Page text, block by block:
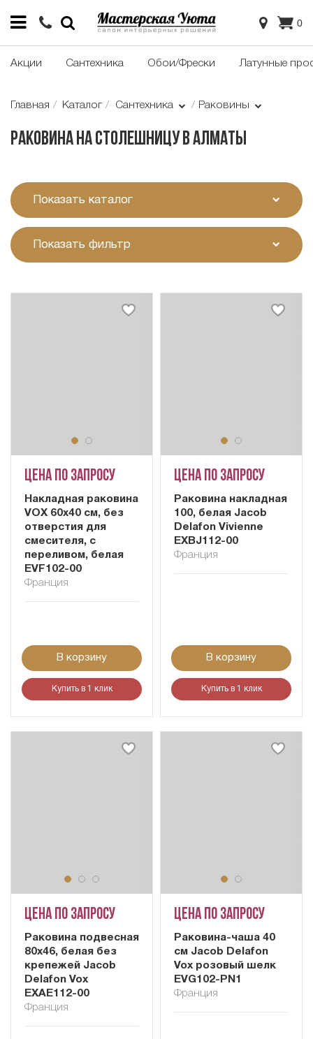
0
Акции Сантехника Обои/Фрески Латунные
Главная Каталог Сантехника Раковины
Раковина на столешницу в Алматы
Показать каталог
Показать фильтр
Цена по запросу
Накладная раковина
VOX 60x40 см, без
отверстия для
смесителя, с
переливом, белая
EVF102-00
Франция
В корзину
Купить в 1 клик
Цена по запросу
Раковина накладная
100, белая Jacob
Delafon Vivienne
EXBJ112-00
Франция
В корзину
Купить в 1 клик
Цена по запросу
Раковина подвесная
80х46, белая без
крепежей Jacob
Delafon Vox
EXAE112-00
Франция
Цена по запросу
Раковина-чаша 40
см Jacob Delafon
Vox розовый шелк
EVG102-PN1
Франция